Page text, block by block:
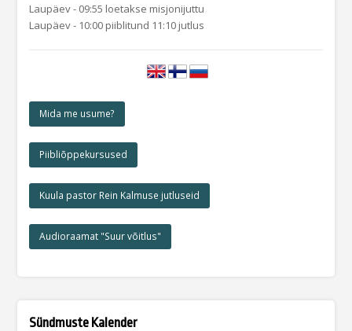
Laupäev - 09:55 loetakse misjonijuttu
Laupäev - 10:00 piiblitund 11:10 jutlus
Mida me usume?
Piibliõppekursused
Kuula pastor Rein Kalmuse jutluseid
Audioraamat "Suur võitlus"
Sündmuste Kalender